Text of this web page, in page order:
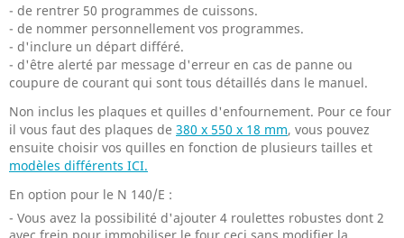
- de rentrer 50 programmes de cuissons.
- de nommer personnellement vos programmes.
- d'inclure un départ différé.
- d'être alerté par message d'erreur en cas de panne ou
coupure de courant qui sont tous détaillés dans le manuel.
Non inclus les plaques et quilles d'enfournement. Pour ce four
il vous faut des plaques de 380 x 550 x 18 mm, vous pouvez
ensuite choisir vos quilles en fonction de plusieurs tailles et
modèles différents ICI.
En option pour le N 140/E :
- Vous avez la possibilité d'ajouter 4 roulettes robustes dont 2
avec frein pour immobiliser le four ceci sans modifier la